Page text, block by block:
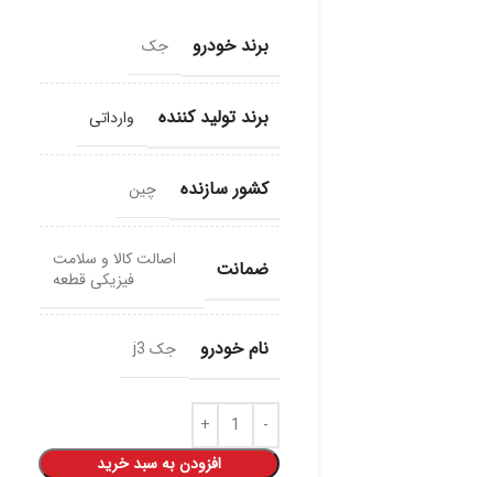
برند خودرو جک
برند تولید کننده وارداتی
کشور سازنده چین
ضمانت
اصالت کالا و سلامت
فیزیکی قطعه
نام خودرو جک j3
افزودن به سبد خرید